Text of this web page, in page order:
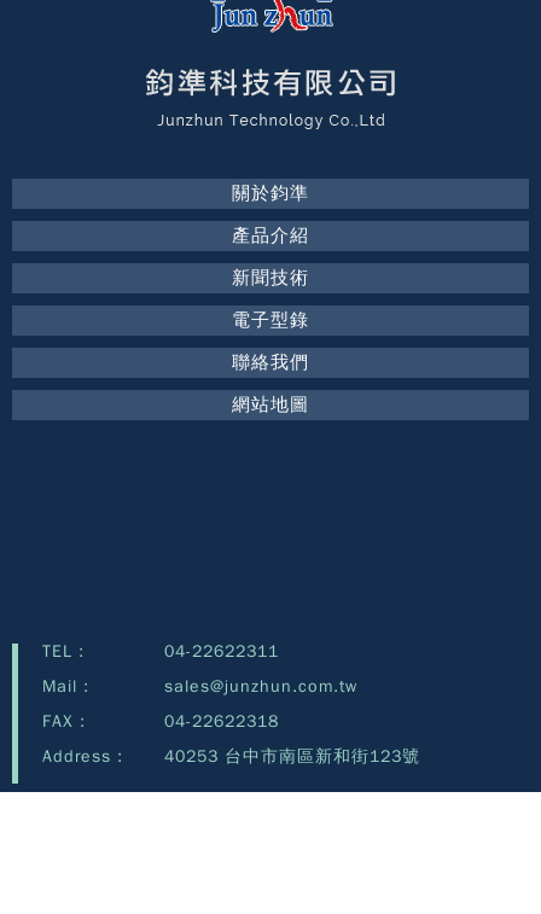
關於鈞準
產品介紹
新聞技術
電子型錄
聯絡我們
網站地圖
TEL :
04-22622311
Mail :
sales@junzhun.com.tw
FAX :
04-22622318
Address :
40253 台中市南區新和街123號